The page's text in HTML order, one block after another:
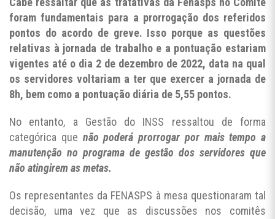
foram fundamentais para a prorrogação dos referidos
pontos do acordo de greve. Isso porque as questões
relativas à jornada de trabalho e a pontuação estariam
vigentes até o dia 2 de dezembro de 2022, data na qual
os servidores voltariam a ter que exercer a jornada de
8h, bem como a pontuação diária de 5,55 pontos.
No entanto, a Gestão do INSS ressaltou de forma
categórica que não poderá prorrogar por mais tempo a
manutenção no programa de gestão dos servidores que
não atingirem as metas.
Os representantes da FENASPS à mesa questionaram tal
decisão, uma vez que as discussões nos comitês